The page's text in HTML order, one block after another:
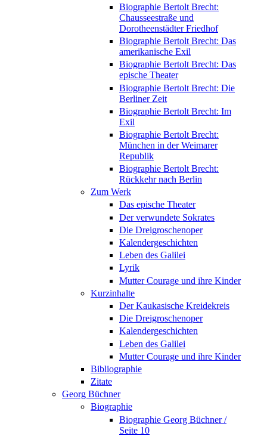
Biographie Bertolt Brecht:
Chausseestraße und
Dorotheenstädter Friedhof
Biographie Bertolt Brecht: Das
amerikanische Exil
Biographie Bertolt Brecht: Das
epische Theater
Biographie Bertolt Brecht: Die
Berliner Zeit
Biographie Bertolt Brecht: Im
Exil
Biographie Bertolt Brecht:
München in der Weimarer
Republik
Biographie Bertolt Brecht:
Rückkehr nach Berlin
Zum Werk
Das epische Theater
Der verwundete Sokrates
Die Dreigroschenoper
Kalendergeschichten
Leben des Galilei
Lyrik
Mutter Courage und ihre Kinder
Kurzinhalte
Der Kaukasische Kreidekreis
Die Dreigroschenoper
Kalendergeschichten
Leben des Galilei
Mutter Courage und ihre Kinder
Bibliographie
Zitate
Georg Büchner
Biographie
Biographie Georg Büchner /
Seite 10